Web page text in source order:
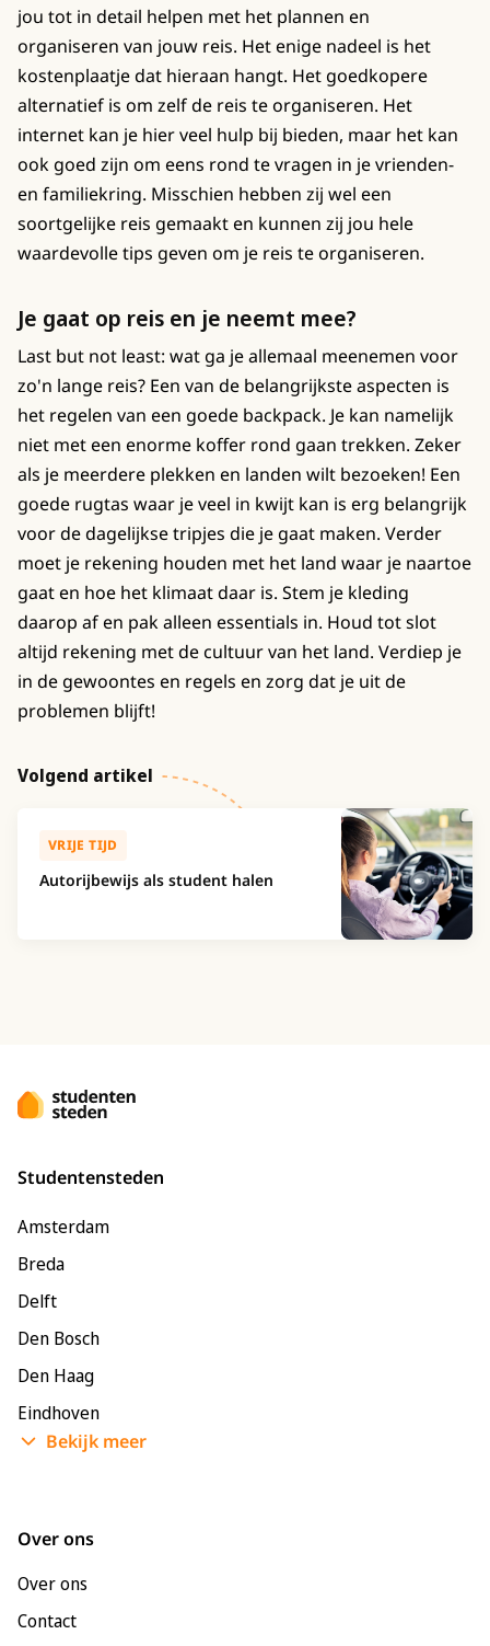
jou tot in detail helpen met het plannen en
organiseren van jouw reis. Het enige nadeel is het
kostenplaatje dat hieraan hangt. Het goedkopere
alternatief is om zelf de reis te organiseren. Het
internet kan je hier veel hulp bij bieden, maar het kan
ook goed zijn om eens rond te vragen in je vrienden-
en familiekring. Misschien hebben zij wel een
soortgelijke reis gemaakt en kunnen zij jou hele
waardevolle tips geven om je reis te organiseren.
Je gaat op reis en je neemt mee?
Last but not least: wat ga je allemaal meenemen voor
zo'n lange reis? Een van de belangrijkste aspecten is
het regelen van een goede backpack. Je kan namelijk
niet met een enorme koffer rond gaan trekken. Zeker
als je meerdere plekken en landen wilt bezoeken! Een
goede rugtas waar je veel in kwijt kan is erg belangrijk
voor de dagelijkse tripjes die je gaat maken. Verder
moet je rekening houden met het land waar je naartoe
gaat en hoe het klimaat daar is. Stem je kleding
daarop af en pak alleen essentials in. Houd tot slot
altijd rekening met de cultuur van het land. Verdiep je
in de gewoontes en regels en zorg dat je uit de
problemen blijft!
Volgend artikel
VRIJE TIJD
Autorijbewijs als student halen
Studentensteden
Amsterdam
Breda
Delft
Den Bosch
Den Haag
Eindhoven
Enschede
Bekijk meer
Over ons
Over ons
Contact